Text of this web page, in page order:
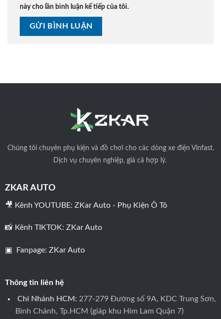
này cho lần bình luận kế tiếp của tôi.
Chúng tôichuyên phụ kiện và đồ chơi cho các dòng xe điện Vinfast.
Dịch vụ chuyên nghiệp, giá cả hợp lý.
ZKAR AUTO
🎥 Kênh YOUTUBE: ZKar Auto - Phụ Kiện Ô Tô
📸 Kênh TIKTOK: ZKar Auto
▣ Fanpage: ZKar Auto
Thông tin liên hệ
Chi Nhánh HCM: 277-279 Đường số 9A, KDC Trung Sơn,
Bình Chánh, Tp.HCM (giáp khu Him Lam Quận 7)